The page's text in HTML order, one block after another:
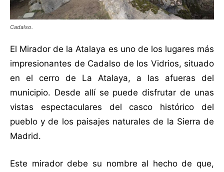
Cadalso.
El Mirador de la Atalaya es uno de los lugares más
impresionantes de Cadalso de los Vidrios, situado
en el cerro de La Atalaya, a las afueras del
municipio. Desde allí se puede disfrutar de unas
vistas espectaculares del casco histórico del
pueblo y de los paisajes naturales de la Sierra de
Madrid.
Este mirador debe su nombre al hecho de que,